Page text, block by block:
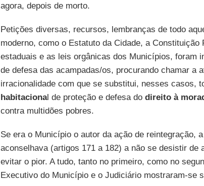
agora, depois de morto.
Petições diversas, recursos, lembranças de todo
moderno, como o Estatuto da Cidade, a Constituição
estaduais e as leis orgânicas dos Municípios, foram
de defesa das acampadas/os, procurando chamar a
irracionalidade com que se substitui, nesses casos,
habitacional de proteção e defesa do direito à
contra multidões pobres.
Se era o Município o autor da ação de reintegração,
aconselhava (artigos 171 a 182) a não se desistir de
evitar o pior. A tudo, tanto no primeiro, como no
Executivo do Município e o Judiciário mostraram-se